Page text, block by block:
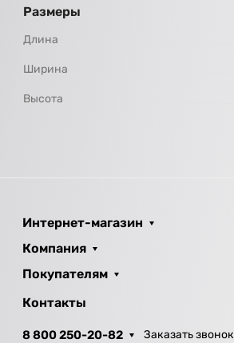
Размеры
Длина
Ширина
Высота
Интернет-магазин
Компания
Покупателям
Контакты
8 800 250-20-82 Заказать звонок